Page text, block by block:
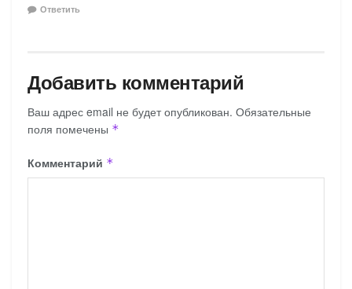
Ответить
Добавить комментарий
Ваш адрес email не будет опубликован. Обязательные
поля помечены *
Комментарий *